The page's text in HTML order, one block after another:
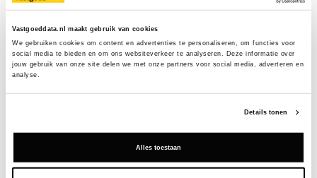
Vastgoeddata.nl maakt gebruik van cookies
We gebruiken cookies om content en advertenties te personaliseren, om functies voor
social media te bieden en om ons websiteverkeer te analyseren. Deze informatie over
jouw gebruik van onze site delen we met onze partners voor social media, adverteren en
analyse.
Details tonen
Alles toestaan
Exclusief voor licentiehouders
Zie direct welke partijen en panden betrokken zijn bij dit nieuws.
Deze informatie is alleen beschikbaar voor licentiehouders van
Vastgoeddata.
Terug